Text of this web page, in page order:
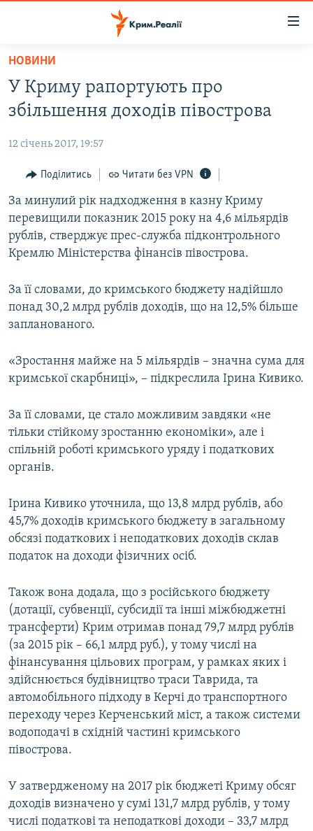
Перейти
основного
матеріалу
до
навігації
Перейти
до
пошуку
ВОДА.КРИМ
ПОЛІТИКА
БЛОГИ
ПОГЛЯД
ІНТЕРВ'Ю
ВСЕ ЗА ДЕНЬ
ДЕПОРТАЦІЯ
ВІДЕОУРОКИ «ELIFBE»
УКРАЇНСЬКА ПРОБЛЕМА КРИМУ
ЯК ОБІЙТИ БЛОКУВАННЯ
Qırımtatar
Усі сайти RFE/RL
НОВИНИ
У Криму рапортують про
збільшення доходів півострова
12 січень 2017, 19:57
Поділитись Читати без VPN
За минулий рік надходження в казну Криму
перевищили показник 2015 року на 4,6 мільярдів
рублів, стверджує прес-служба підконтрольного
Кремлю Міністерства фінансів півострова.
За її словами, до кримського бюджету надійшло
понад 30,2 млрд рублів доходів, що на 12,5% більше
запланованого.
«Зростання майже на 5 мільярдів – значна сума для
кримської скарбниці», – підкреслила Ірина Кивико.
За її словами, це стало можливим завдяки «не
тільки стійкому зростанню економіки», але і
спільній роботі кримського уряду і податкових
органів.
Ірина Кивико уточнила, що 13,8 млрд рублів, або
45,7% доходів кримського бюджету в загальному
обсязі податкових і неподаткових доходів склав
податок на доходи фізичних осіб.
Також вона додала, що з російського бюджету
(дотації, субвенції, субсидії та інші міжбюджетні
трансферти) Крим отримав понад 79,7 млрд рублів
(за 2015 рік – 66,1 млрд руб.), у тому числі на
фінансування цільових програм, у рамках яких і
здійснюється будівництво траси Таврида, та
автомобільного підходу в Керчі до транспортного
переходу через Керченський міст, а також системи
водоподачі в східній частині кримського
півострова.
У затвердженому на 2017 рік бюджеті Криму обсяг
доходів визначено у сумі 131,7 млрд рублів, у тому
числі податкові та неподаткові доходи – 33,7 млрд